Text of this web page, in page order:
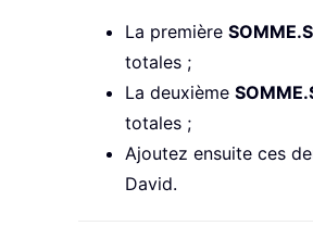
La première
totales ;
La deuxième
totales ;
Ajoutez ensuite ces
David.